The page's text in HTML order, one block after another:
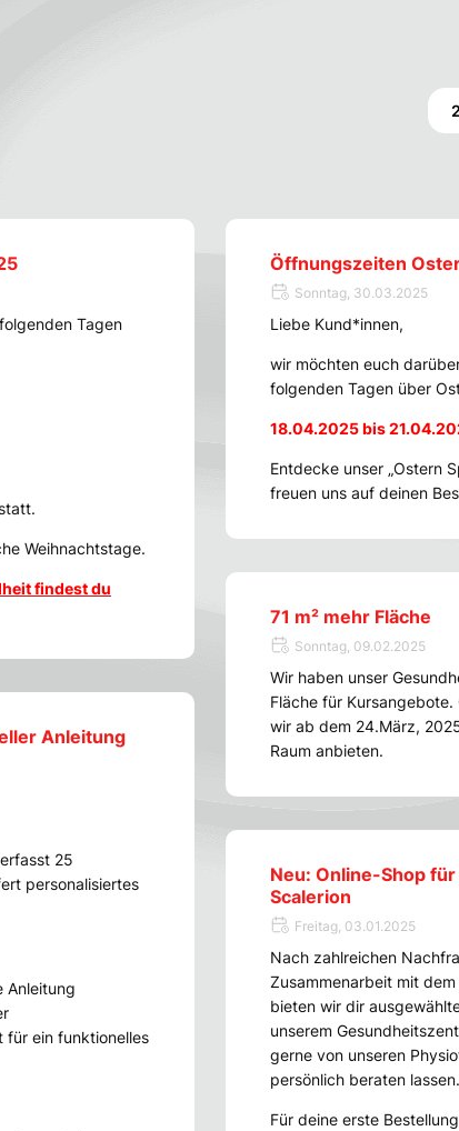
Tagen
Weihnachtstage.
findest du
Anleitung
25
personalisiertes
Anleitung
für ein funktionelles
Öffnungszeiten
Sonntag, 30.03.2025
Liebe Kund*innen,
wir möchten euch
folgenden Tagen über
18.04.2025 bis
Entdecke unser „Ostern
freuen uns auf deinen
71 m² mehr Fläche
Sonntag, 09.02.2025
Wir haben unser
Fläche für
wir ab dem 24.März,
Raum anbieten.
Neu: Online-Shop
Scalerion
Freitag, 03.01.2025
Nach zahlreichen
Zusammenarbeit mit
bieten wir dir
unserem
gerne von unseren
persönlich beraten lassen.
Für deine erste